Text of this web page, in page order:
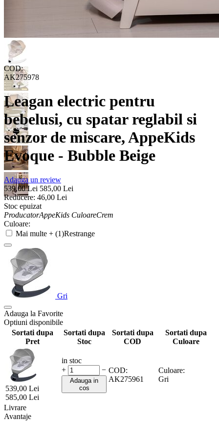
COD:
AK275978
Leagan electric pentru
bebelusi, cu spatar reglabil si
senzor de miscare, AppeKids
Evoque - Bubble Beige
Adauga un review
539,00 Lei 585,00 Lei
Reducere: 46,00 Lei
Stoc epuizat
ProducatorAppeKids CuloareCrem
Culoare:
Mai multe + (1)Restrange
Gri
Adauga la Favorite
Optiuni disponibile
Sortati dupa
Pret
Sortati dupa
Stoc
Sortati dupa
COD
Sortati dupa
Culoare
539,00 Lei
585,00 Lei
in stoc
+
−
Adauga in
cos
COD:
AK275961
Culoare:
Gri
Livrare
Avantaje